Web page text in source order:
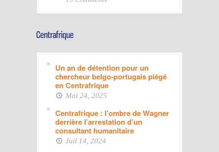
Un an de détention pour un
chercheur belgo-portugais piégé
en Centrafrique
Mai 24, 2025
Centrafrique : l’ombre de Wagner
derrière l’arrestation d’un
consultant humanitaire
Juil 14, 2024